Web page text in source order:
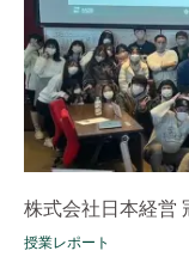
株式会社日本経営
授業レポート